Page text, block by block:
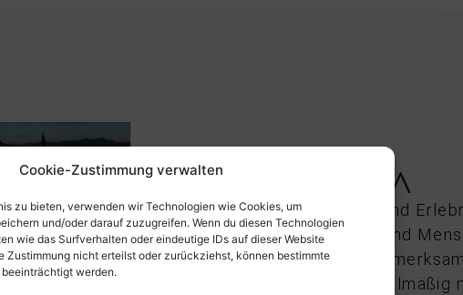
Cookie-Zustimmung verwalten
zu bieten, verwenden wir Technologien wie Cookies, um
und/oder darauf zuzugreifen. Wenn du diesen Technologien
wie das Surfverhalten oder eindeutige IDs auf dieser Website
Zustimmung nicht erteilst oder zurückziehst, können bestimmte
werden.
SOCIAL MEDIA
Um Ravensburg als Einkaufs- und
überregional zu positionieren und
inhabergeführte Geschäfte
unterstützen wir die Stadt regelmäßig